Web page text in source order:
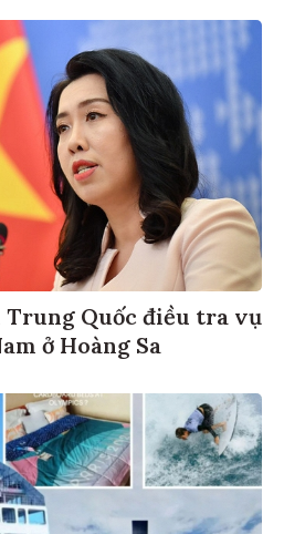
Trung Quốc điều tra vụ
ở Hoàng Sa